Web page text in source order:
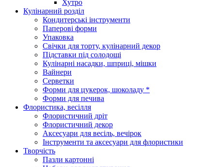
Хутро
Кулінарний розділ
Кондитерські інструменти
Паперові форми
Упаковка
Свічки для торту, кулінарний декор
Підставки під солодощі
Кулінарні насадки, шприці, мішки
Вайнери
Серветки
Форми для цукерок, шоколаду *
Форми для печива
Флористика, весілля
Флористичний дріт
Флористичний декор
Аксесуари для весіль, вечірок
Інструменти та аксесуари для флористики
Творчість
Пазли картонні